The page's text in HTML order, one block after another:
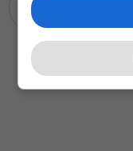
Donika Gërvalla